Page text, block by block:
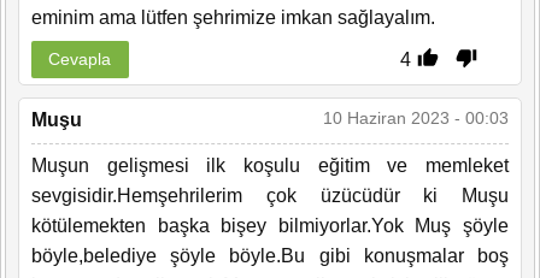
eminim ama lütfen şehrimize imkan sağlayalım.
4
Cevapla
Muşu 10 Haziran 2023 - 00:03
Muşun gelişmesi ilk koşulu eğitim ve memleket
sevgisidir.Hemşehrilerim çok üzücüdür ki Muşu
kötülemekten başka bişey bilmiyorlar.Yok Muş şöyle
böyle,belediye şöyle böyle.Bu gibi konuşmalar boş